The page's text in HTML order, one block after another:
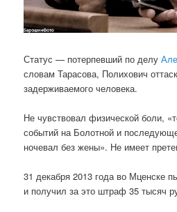
Статус — потерпевший по делу
словам Тарасова, Полихович
задерживаемого человека.
Не чувствовал физической боли,
событий на Болотной и
ночевал без жены». Не имеет
31 декабря 2013 года во Мценске
и получил за это штраф 35 тысяч